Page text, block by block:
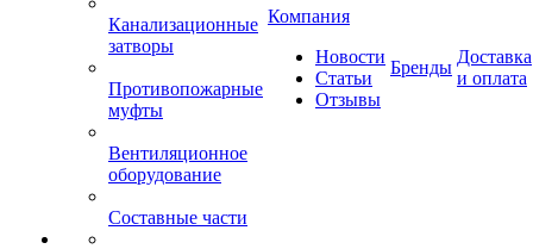
Канализационные
затворы
Противопожарные
муфты
Вентиляционное
оборудование
Составные части
Компания
Новости
Статьи
Отзывы
Бренды
Доставка
и оплата